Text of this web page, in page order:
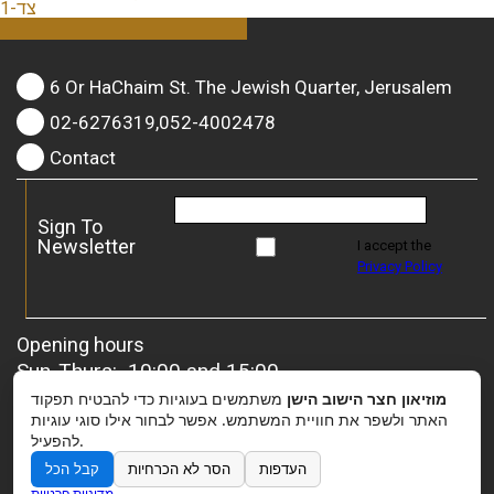
צד-1
6 Or HaChaim St. The Jewish Quarter, Jerusalem
02-6276319,052-4002478
Contact
Sign To
Newsletter
I accept the
Privacy Policy
Opening hours
Sun-Thurs: 10:00 and 15:00
Friday: 10:00 and 13:00
For groups– it is possible to coordinate a special
opening.
מוזיאון חצר הישוב הישן משתמשים בעוגיות כדי להבטיח תפקוד
האתר ולשפר את חוויית המשתמש. אפשר לבחור אילו סוגי עוגיות
להפעיל.
קבל הכל הסר לא הכרחיות העדפות